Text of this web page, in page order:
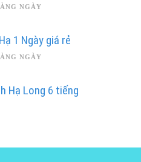
NGÀY
1 Ngày giá rẻ
NGÀY
Hạ Long 6 tiếng